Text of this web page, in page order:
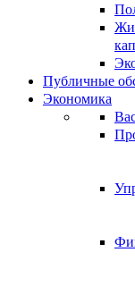
Публичные
Экономика